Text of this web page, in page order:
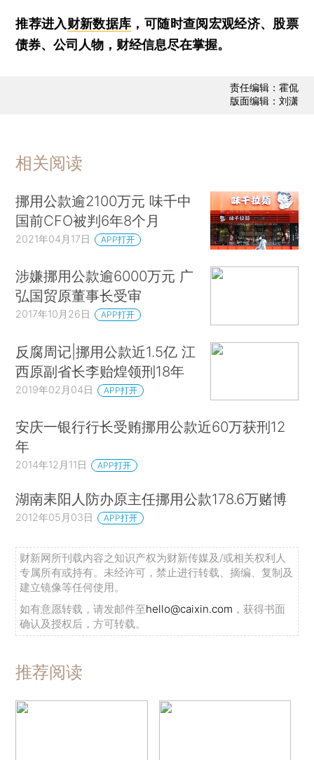
推荐进入财新数据库 ，可随时查阅宏观经济、股票
债券、公司人物，财经信息尽在掌握。
责任编辑：霍侃
版面编辑：刘潇
相关阅读
挪用公款逾2100万元 味千中
国前CFO被判6年8个月
2021年04月17日 APP打开
涉嫌挪用公款逾6000万元 广
弘国贸原董事长受审
2017年10月26日 APP打开
反腐周记|挪用公款近1.5亿 江
西原副省长李贻煌领刑18年
2019年02月04日 APP打开
安庆一银行行长受贿挪用公款近60万获刑12
年
2014年12月11日 APP打开
湖南耒阳人防办原主任挪用公款178.6万赌博
2012年05月03日 APP打开
财新网所刊载内容之知识产权为财新传媒及/或相关权利人
专属所有或持有。未经许可，禁止进行转载、摘编、复制及
建立镜像等任何使用。
如有意愿转载，请发邮件至hello@caixin.com ，获得书面
确认及授权后，方可转载。
推荐阅读